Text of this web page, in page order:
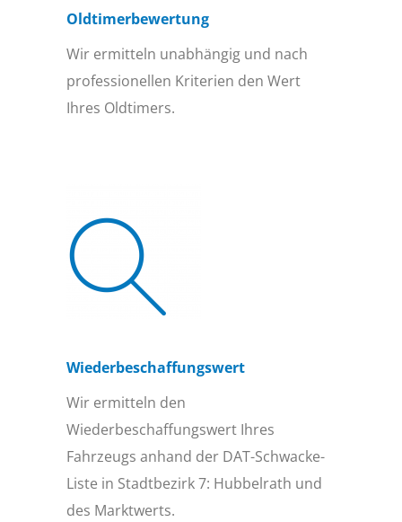
Oldtimer­bewertung
Wir ermitteln unabhängig und nach
professionellen Kriterien den Wert
Ihres Oldtimers.
Wiederbeschaffungs­wert
Wir ermitteln den
Wiederbeschaffungswert Ihres
Fahrzeugs anhand der DAT-Schwacke-
Liste in Stadtbezirk 7: Hubbelrath und
des Marktwerts.